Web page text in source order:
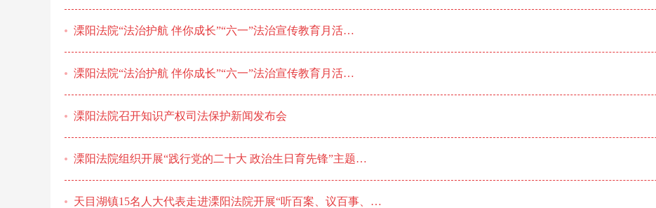
溧阳法院“法治护航 伴你成长”“六一”法治宣传教育月活…
溧阳法院“法治护航 伴你成长”“六一”法治宣传教育月活…
溧阳法院召开知识产权司法保护新闻发布会
溧阳法院组织开展“践行党的二十大 政治生日育先锋”主题…
天目湖镇15名人大代表走进溧阳法院开展“听百案、议百事、…